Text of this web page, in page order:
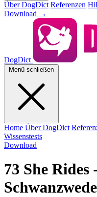
Über DogDict Referenzen
Download →
DogDict
Menü schließen
Home Über DogDict
Wissenstests
Download
73 She